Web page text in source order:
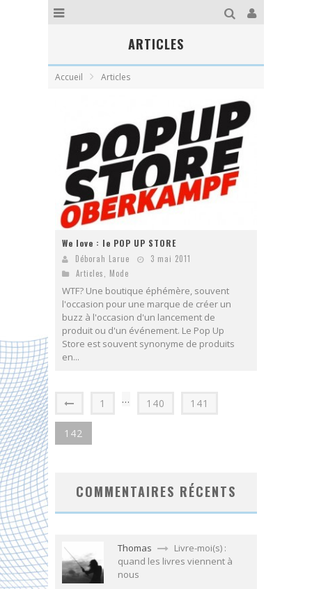
ARTICLES
Accueil Articles
We love : le POP UP STORE
Déborah Larue
3 mai 2011
Articles, Mode
WTF? Une boutique éphémère, souvent
l'occasion pour une marque de créer un
buzz à l'occasion d'un lancement de
produit ou d'un événement. Le Pop Up
Store est souvent synonyme de produits
en...
1 … 140 141
142
COMMENTAIRES RÉCENTS
Thomas
Livre-moi(s) :
quand les livres viennent à
nous